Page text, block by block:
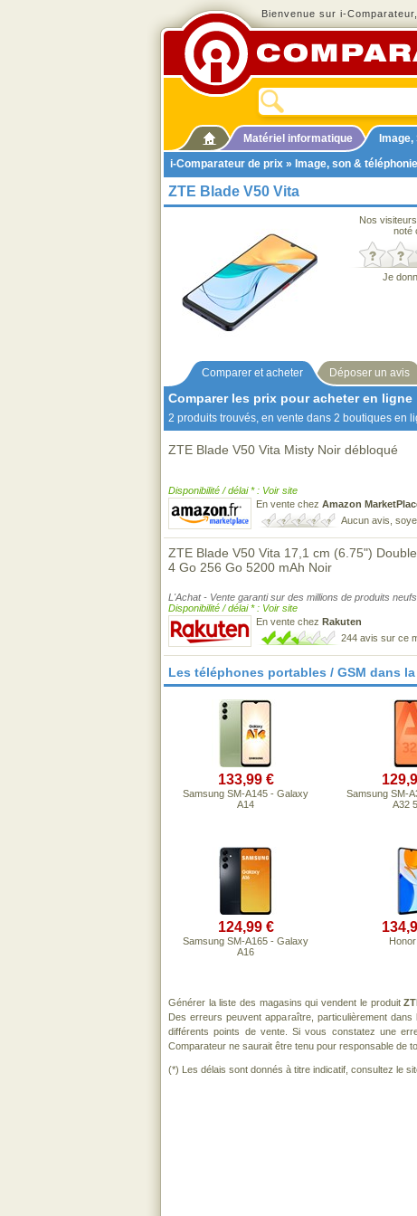
Bienvenue sur i-
Matériel informatique
i-Comparateur de prix » Image, son & téléphonie
ZTE Blade V50 Vita
Nos
noté
Je
Comparer et acheter Déposer un avis
Comparer les prix pour acheter en ligne
2 produits trouvés, en vente dans 2 boutiques en
ZTE Blade V50 Vita Misty Noir débloqué
Disponibilité / délai * : Voir site
En vente chez Amazon
Aucun avis,
ZTE Blade V50 Vita 17,1 cm (6.75")
4 Go 256 Go 5200 mAh Noir
L'Achat - Vente garanti sur des millions de produits
Disponibilité / délai * : Voir site
En vente chez Rakuten
244 avis sur ce
Les téléphones portables / GSM dans
133,99 €
Samsung SM-A145 - Galaxy
A14
Samsung SM-
A32
124,99 €
Samsung SM-A165 - Galaxy
A16
Générer la liste des magasins qui vendent le produit
Des erreurs peuvent apparaître, particulièrement
différents points de vente. Si vous constatez une
Comparateur ne saurait être tenu pour responsable de
(*) Les délais sont donnés à titre indicatif, consultez le